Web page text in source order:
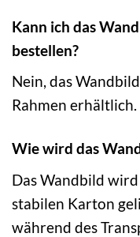
Kann ich das
bestellen?
Nein, das
Rahmen erhältlich.
Wie wird das
Das Wandbild
stabilen Karton
während des